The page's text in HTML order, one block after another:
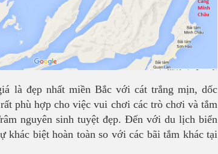
là đẹp nhất miền Bắc với cát trắng mịn, dốc
phù hợp cho việc vui chơi các trò chơi và tắm
nguyên sinh tuyệt đẹp. Đến với du lịch biển
khác biệt hoàn toàn so với các bãi tắm khác tại